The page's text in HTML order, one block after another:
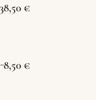
38,50 €
8,50 €